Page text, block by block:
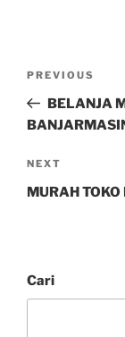
PREVIOUS
BELANJA
NEXT
MURAH
Cari